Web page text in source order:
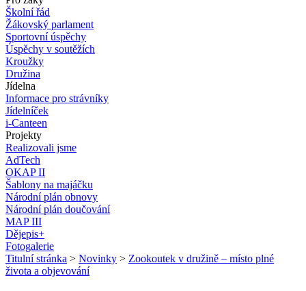
Školní řád
Žákovský parlament
Sportovní úspěchy
Úspěchy v soutěžích
Kroužky
Družina
Jídelna
Informace pro strávníky
Jídelníček
i-Canteen
Projekty
Realizovali jsme
AdTech
OKAP II
Šablony na majáčku
Národní plán obnovy
Národní plán doučování
MAP III
Dějepis+
Fotogalerie
Titulní stránka > Novinky > Zookoutek v družině – místo plné
života a objevování